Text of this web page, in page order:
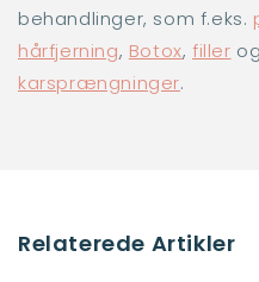
behandlinger, som f.eks.
hårfjerning, Botox,filler
karsprængninger.
Relaterede Artikler